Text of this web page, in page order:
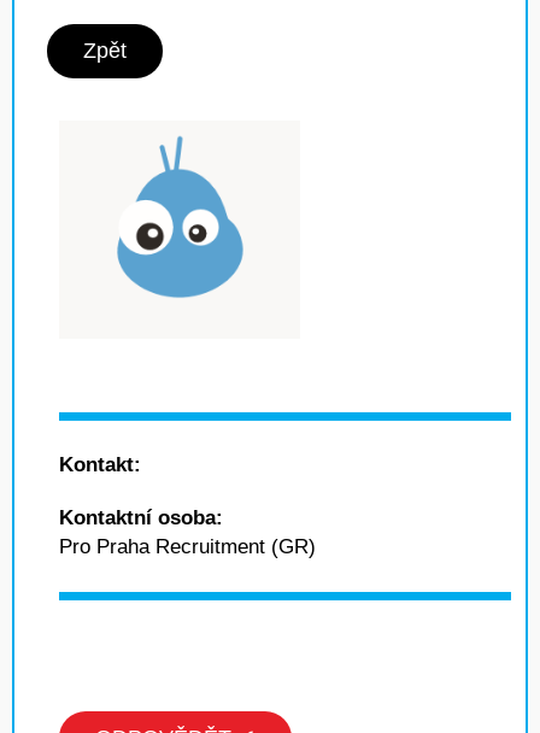
Zpět
Kontakt:
Kontaktní osoba:
Pro Praha Recruitment (GR)